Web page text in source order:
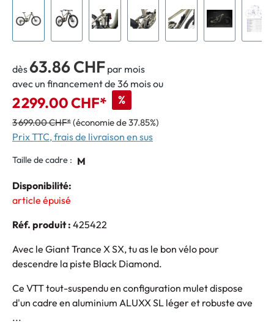
dès63.86 CHF par mois
avec un financement de 36 mois ou
2 299.00 CHF* %
3 699.00 CHF*(économie de 37.85%)
Prix TTC, frais de livraison en sus
Taille de cadre : M
Disponibilité:
article épuisé
Réf. produit : 425422
Avec le Giant Trance X SX, tu as le bon vélo pour
descendre la piste Black Diamond.
Ce VTT tout-suspendu en configuration mulet dispose
d'un cadre en aluminium ALUXX SL léger et robuste ave
...